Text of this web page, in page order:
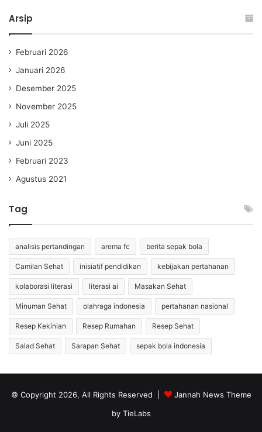
Arsip
Februari 2026
Januari 2026
Desember 2025
November 2025
Juli 2025
Juni 2025
Februari 2023
Agustus 2021
Tag
analisis pertandingan arema fc berita sepak bola
Camilan Sehat inisiatif pendidikan kebijakan pertahanan
kolaborasi literasi literasi ai Masakan Sehat
Minuman Sehat olahraga indonesia pertahanan nasional
Resep Kekinian Resep Rumahan Resep Sehat
Salad Sehat Sarapan Sehat sepak bola indonesia
© Copyright 2026, All Rights Reserved |
Jannah News Theme
by TieLabs